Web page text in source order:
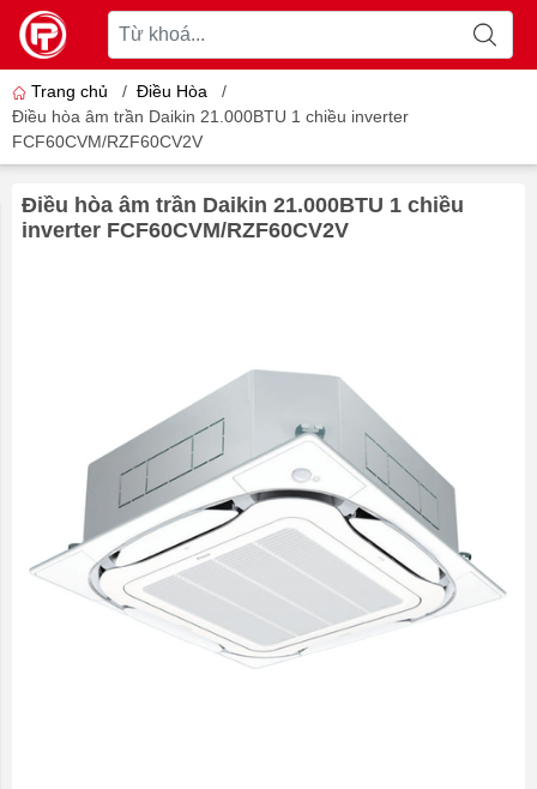
Trang chủ / Điều Hòa
/
Điều hòa âm trần Daikin 21.000BTU 1 chiều inverter
FCF60CVM/RZF60CV2V
Điều hòa âm trần Daikin 21.000BTU 1 chiều
inverter FCF60CVM/RZF60CV2V